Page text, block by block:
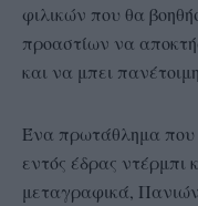
φιλικών που θα
προαστίων να
και να μπει
Ένα πρωτάθλημα που
εντός έδρας ντέρμπι
μεταγραφικά,